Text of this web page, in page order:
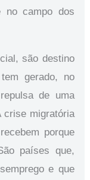
no campo dos
são destino
gerado, no
de uma
crise migratória
porque
países que,
e que